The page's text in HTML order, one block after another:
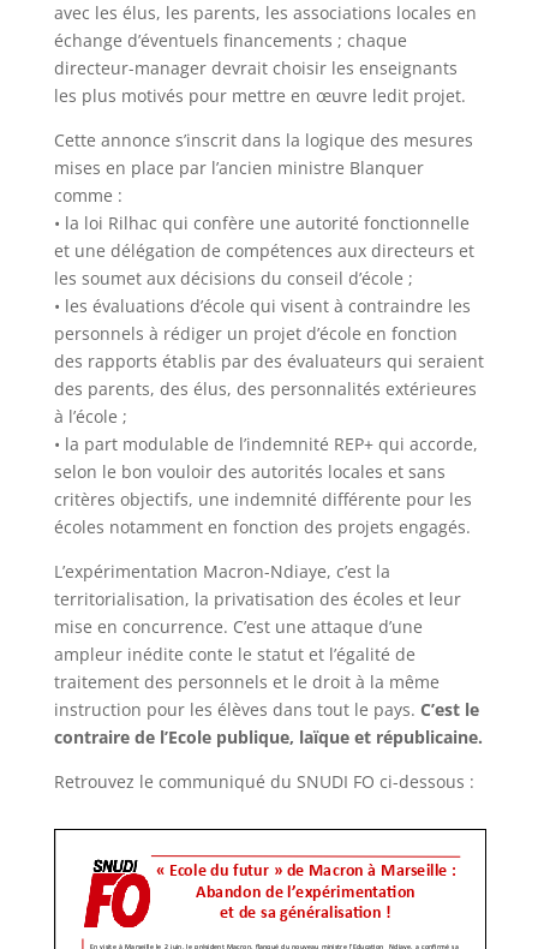
avec les élus, les parents, les associations locales en
échange d’éventuels financements ; chaque
directeur-manager devrait choisir les enseignants
les plus motivés pour mettre en œuvre ledit projet.
Cette annonce s’inscrit dans la logique des mesures
mises en place par l’ancien ministre Blanquer
comme :
• la loi Rilhac qui confère une autorité fonctionnelle
et une délégation de compétences aux directeurs et
les soumet aux décisions du conseil d’école ;
• les évaluations d’école qui visent à contraindre les
personnels à rédiger un projet d’école en fonction
des rapports établis par des évaluateurs qui seraient
des parents, des élus, des personnalités extérieures
à l’école ;
• la part modulable de l’indemnité REP+ qui accorde,
selon le bon vouloir des autorités locales et sans
critères objectifs, une indemnité différente pour les
écoles notamment en fonction des projets engagés.
L’expérimentation Macron-Ndiaye, c’est la
territorialisation, la privatisation des écoles et leur
mise en concurrence. C’est une attaque d’une
ampleur inédite conte le statut et l’égalité de
traitement des personnels et le droit à la même
instruction pour les élèves dans tout le pays. C’est le
contraire de l’Ecole publique, laïque et républicaine.
Retrouvez le communiqué du SNUDI FO ci-dessous :